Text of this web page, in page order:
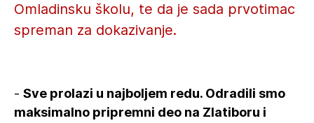
Omladinsku školu, te da je sada prvotimac
spreman za dokazivanje.
- Sve prolazi u najboljem redu. Odradili smo
maksimalno pripremni deo na Zlatiboru i